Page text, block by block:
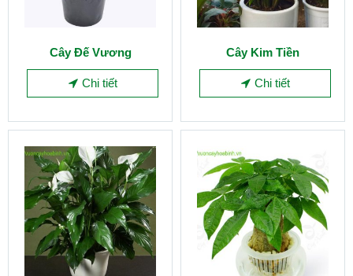
Cây Đế Vương
Chi tiết
Cây Kim Tiền
Chi tiết